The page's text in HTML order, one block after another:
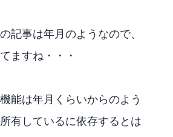
の記事は2024年10月のようなので、
ますね・・・
ーバー機能は2026年1月くらいからのよう
しているGPUに依存するとは